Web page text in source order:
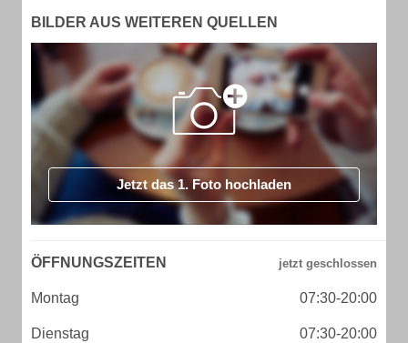
BILDER AUS WEITEREN QUELLEN
Jetzt das 1. Foto hochladen
ÖFFNUNGSZEITEN
Montag 07:30-20:00
Dienstag 07:30-20:00